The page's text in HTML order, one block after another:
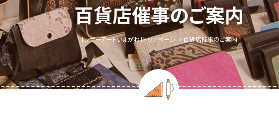
百貨店催事のご案内
［レザーアートいまがわ］トップページ 百貨店催事のご案内